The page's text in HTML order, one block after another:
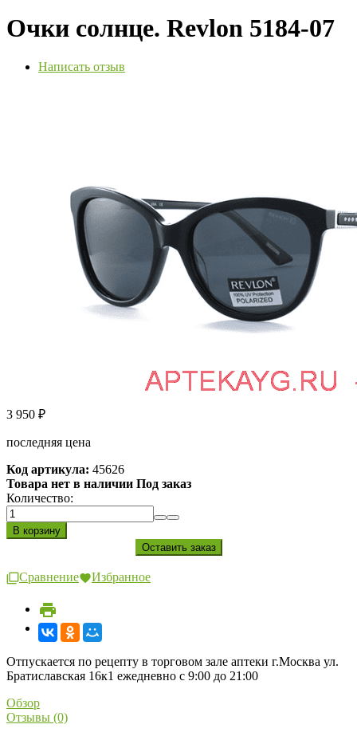
Очки солнце. Revlon 5184-07
Написать отзыв
3 950 ₽
последняя цена
Код артикула: 45626
Товара нет в наличии Под заказ
Количество:
Сравнение Избранное
Отпускается по рецепту в торговом зале аптеки г.Москва ул.
Братиславская 16к1 ежедневно с 9:00 до 21:00
Обзор
Отзывы (0)